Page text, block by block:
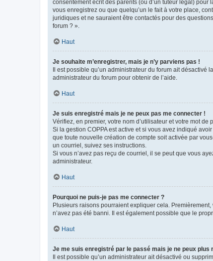
consentement écrit des parents (ou d’un tuteur légal)
vous enregistrez ou que quelqu’un le fait à votre place,
juridiques et ne sauraient être contactés pour des
forum ? ».
Haut
Je souhaite m’enregistrer, mais je n’y parviens pas !
Il est possible qu’un administrateur du forum ait
administrateur du forum pour obtenir de l’aide.
Haut
Je suis enregistré mais je ne peux pas me connecter !
Vérifiez, en premier, votre nom d’utilisateur et votre mot de
Si la gestion COPPA est active et si vous avez indiqué
que toute nouvelle création de compte soit activée par
un courriel, suivez ses instructions.
Si vous n’avez pas reçu de courriel, il se peut que vous
administrateur.
Haut
Pourquoi ne puis-je pas me connecter ?
Plusieurs raisons pourraient expliquer cela.
n’avez pas été banni. Il est également possible que le
Haut
Je me suis enregistré par le passé mais je ne peux plus
Il est possible qu’un administrateur ait désactivé ou